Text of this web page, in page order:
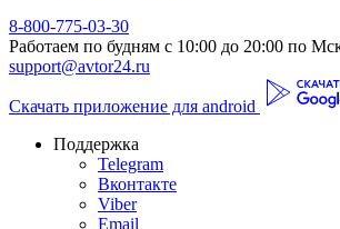
8-800-775-03-30
Работаем по будням с 10:00 до 20:00 по
support@avtor24.ru
Скачать приложение для android
Поддержка
Telegram
Вконтакте
Viber
Email